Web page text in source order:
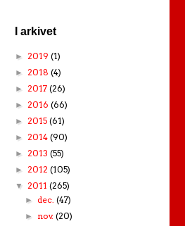
I arkivet
► 2019 (1)
► 2018 (4)
► 2017 (26)
► 2016 (66)
► 2015 (61)
► 2014 (90)
► 2013 (55)
► 2012 (105)
▼ 2011 (265)
► dec.(47)
► nov.(20)